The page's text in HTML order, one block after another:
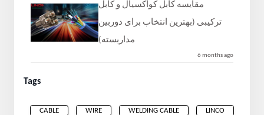
مقایسه کابل کواکسیال و کابل
ترکیبی (بهترین انتخاب برای دوربین
مداربسته)
6 months ago
Tags
CABLE WIRE WELDING CABLE LINCO